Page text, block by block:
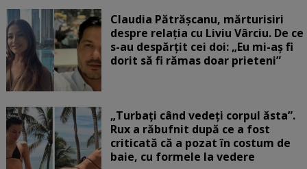
Claudia Pătrășcanu, mărturisiri
despre relația cu Liviu Vârciu. De ce
s-au despărțit cei doi: „Eu mi-aș fi
dorit să fi rămas doar prieteni”
„Turbați când vedeți corpul ăsta”.
Rux a răbufnit după ce a fost
criticată că a pozat în costum de
baie, cu formele la vedere